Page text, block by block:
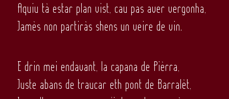
Aquiu tà estar plan vist, cau pas aver vergonha,
Jamès non partiràs shens un veire de vin.
E drin mei endavant, la capana de Pièrra,
Juste abans de traucar eth pont de Barralèt,